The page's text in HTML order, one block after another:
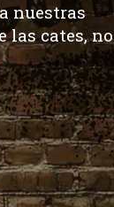
nuestras
las cates, no